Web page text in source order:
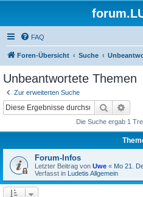
FAQ
Foren-Übersicht Suche
Unbeantwortete Themen
Zur erweiterten Suche
Suche
Die Suche ergab 1
Forum-Infos
Letzter Beitrag von Uwe « Mo 21.
Verfasst in Ludetis Allgemein